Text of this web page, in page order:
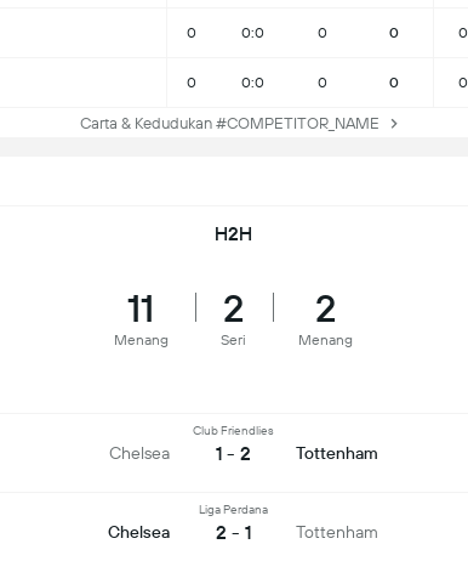
0 0:0 0 0 0
0 0:0 0 0 0
Carta & Kedudukan #COMPETITOR_NAME
H2H
11
Menang
2
Seri
2
Menang
Chelsea
Club Friendlies
1 - 2 Tottenham
Chelsea
Liga Perdana
2 - 1 Tottenham